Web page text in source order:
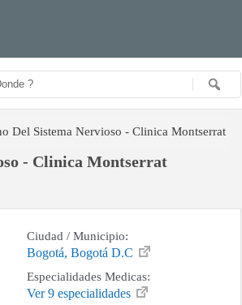
Del Sistema Nervioso - Clinica Montserrat
- Clinica Montserrat
Ciudad / Municipio:
Bogotá, Bogotá D.C
Especialidades Medicas:
Ver 9 especialidades